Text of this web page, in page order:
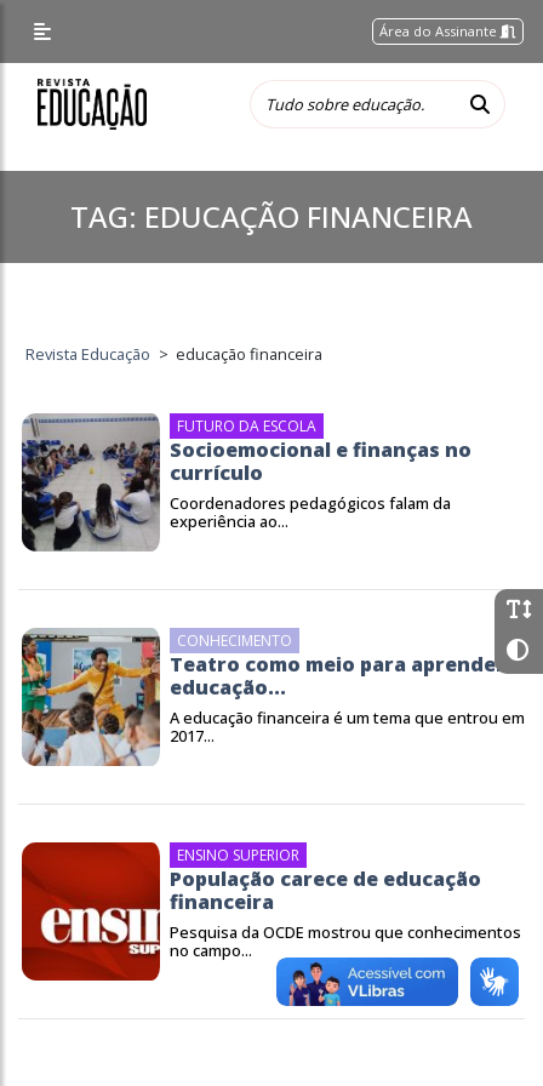
Área do Assinante
TAG: EDUCAÇÃO FINANCEIRA
Revista Educação > educação financeira
FUTURO DA ESCOLA
Socioemocional e finanças no
currículo
Coordenadores pedagógicos falam da
experiência ao...
CONHECIMENTO
Teatro como meio para aprender
educação...
A educação financeira é um tema que entrou em
2017...
ENSINO SUPERIOR
População carece de educação
financeira
Pesquisa da OCDE mostrou que conhecimentos
no campo...